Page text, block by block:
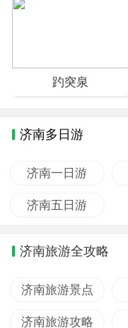
趵突泉
济南多日游
济南一日游
济南五日游
济南旅游全攻略
济南旅游景点
济南旅游攻略